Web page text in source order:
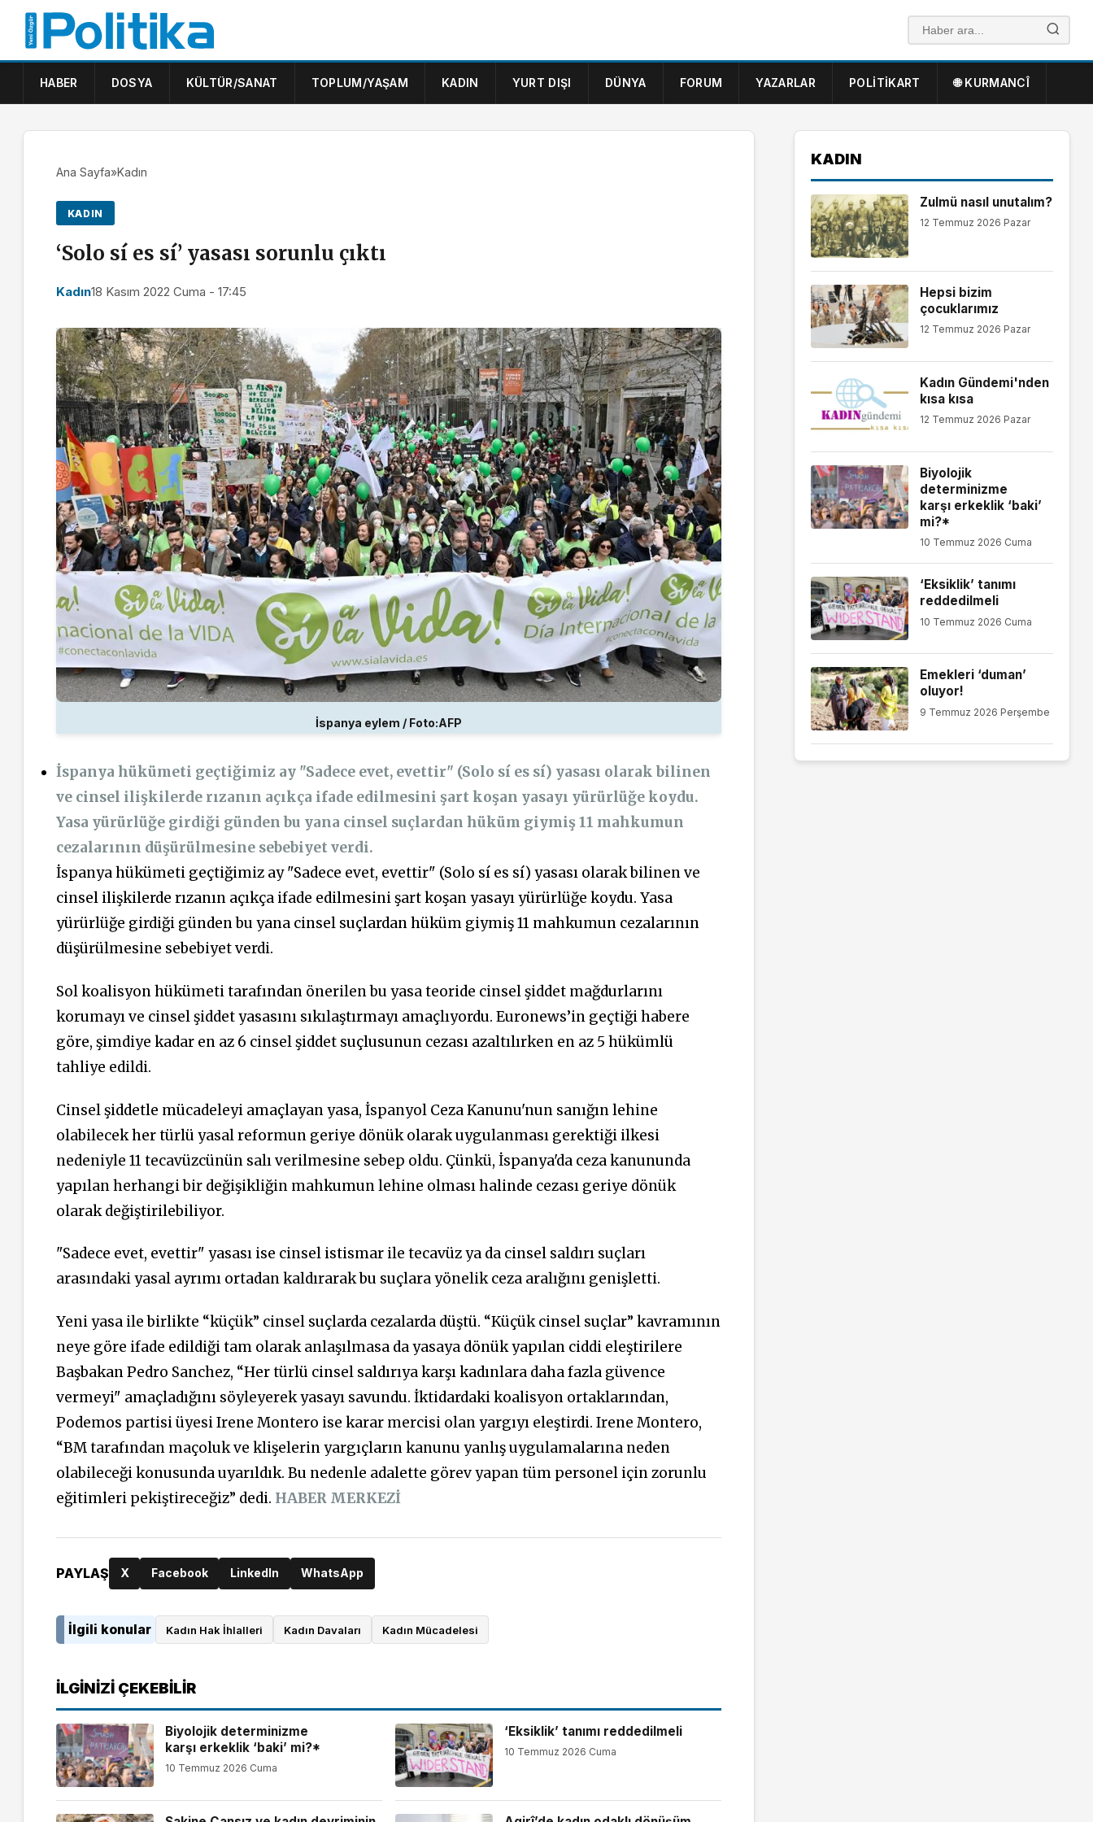
HABER DOSYA KÜLTÜR/SANAT TOPLUM/YAŞAM KADIN YURT DIŞI DÜNYA FORUM YAZARLAR POLITIKART 🌐 KURMANCÎ
Ana Sayfa»Kadın
KADIN
‘Solo sí es sí’ yasası sorunlu çıktı
Kadın18 Kasım 2022 Cuma - 17:45
İspanya eylem / Foto:AFP
İspanya hükümeti geçtiğimiz ay "Sadece evet, evettir" (Solo sí es sí) yasası olarak bilinen
ve cinsel ilişkilerde rızanın açıkça ifade edilmesini şart koşan yasayı yürürlüğe koydu.
Yasa yürürlüğe girdiği günden bu yana cinsel suçlardan hüküm giymiş 11 mahkumun
cezalarının düşürülmesine sebebiyet verdi.
İspanya hükümeti geçtiğimiz ay "Sadece evet, evettir" (Solo sí es sí) yasası olarak bilinen ve
cinsel ilişkilerde rızanın açıkça ifade edilmesini şart koşan yasayı yürürlüğe koydu. Yasa
yürürlüğe girdiği günden bu yana cinsel suçlardan hüküm giymiş 11 mahkumun cezalarının
düşürülmesine sebebiyet verdi.
Sol koalisyon hükümeti tarafından önerilen bu yasa teoride cinsel şiddet mağdurlarını
korumayı ve cinsel şiddet yasasını sıkılaştırmayı amaçlıyordu. Euronews’in geçtiği habere
göre, şimdiye kadar en az 6 cinsel şiddet suçlusunun cezası azaltılırken en az 5 hükümlü
tahliye edildi.
Cinsel şiddetle mücadeleyi amaçlayan yasa, İspanyol Ceza Kanunu'nun sanığın lehine
olabilecek her türlü yasal reformun geriye dönük olarak uygulanması gerektiği ilkesi
nedeniyle 11 tecavüzcünün salı verilmesine sebep oldu. Çünkü, İspanya'da ceza kanununda
yapılan herhangi bir değişikliğin mahkumun lehine olması halinde cezası geriye dönük
olarak değiştirilebiliyor.
"Sadece evet, evettir" yasası ise cinsel istismar ile tecavüz ya da cinsel saldırı suçları
arasındaki yasal ayrımı ortadan kaldırarak bu suçlara yönelik ceza aralığını genişletti.
Yeni yasa ile birlikte “küçük” cinsel suçlarda cezalarda düştü. “Küçük cinsel suçlar” kavramının
neye göre ifade edildiği tam olarak anlaşılmasa da yasaya dönük yapılan ciddi eleştirilere
Başbakan Pedro Sanchez, “Her türlü cinsel saldırıya karşı kadınlara daha fazla güvence
vermeyi" amaçladığını söyleyerek yasayı savundu. İktidardaki koalisyon ortaklarından,
Podemos partisi üyesi Irene Montero ise karar mercisi olan yargıyı eleştirdi. Irene Montero,
“BM tarafından maçoluk ve klişelerin yargıçların kanunu yanlış uygulamalarına neden
olabileceği konusunda uyarıldık. Bu nedenle adalette görev yapan tüm personel için zorunlu
eğitimleri pekiştireceğiz” dedi. HABER MERKEZİ
PAYLAŞ X Facebook LinkedIn WhatsApp
İlgili konular Kadın Hak İhlalleri Kadın Davaları Kadın Mücadelesi
İLGINIZI ÇEKEBILIR
Biyolojik determinizme
karşı erkeklik ‘baki’ mi?*
10 Temmuz 2026 Cuma
‘Eksiklik’ tanımı reddedilmeli
10 Temmuz 2026 Cuma
KADIN
Zulmü nasıl unutalım?
12 Temmuz 2026 Pazar
Hepsi bizim
çocuklarımız
12 Temmuz 2026 Pazar
Kadın Gündemi'nden
kısa kısa
12 Temmuz 2026 Pazar
Biyolojik
determinizme
karşı erkeklik ‘baki’
mi?*
10 Temmuz 2026 Cuma
‘Eksiklik’ tanımı
reddedilmeli
10 Temmuz 2026 Cuma
Emekleri ‘duman’
oluyor!
9 Temmuz 2026 Perşembe